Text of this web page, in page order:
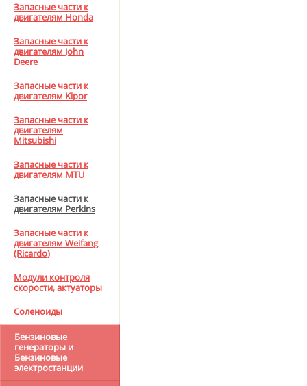
Запасные части к
двигателям Honda
Запасные части к
двигателям John
Deere
Запасные части к
двигателям Kipor
Запасные части к
двигателям
Mitsubishi
Запасные части к
двигателям MTU
Запасные части к
двигателям Perkins
Запасные части к
двигателям Weifang
(Ricardo)
Модули контроля
скорости, актуаторы
Соленоиды
Бензиновые
генераторы и
Бензиновые
электростанции